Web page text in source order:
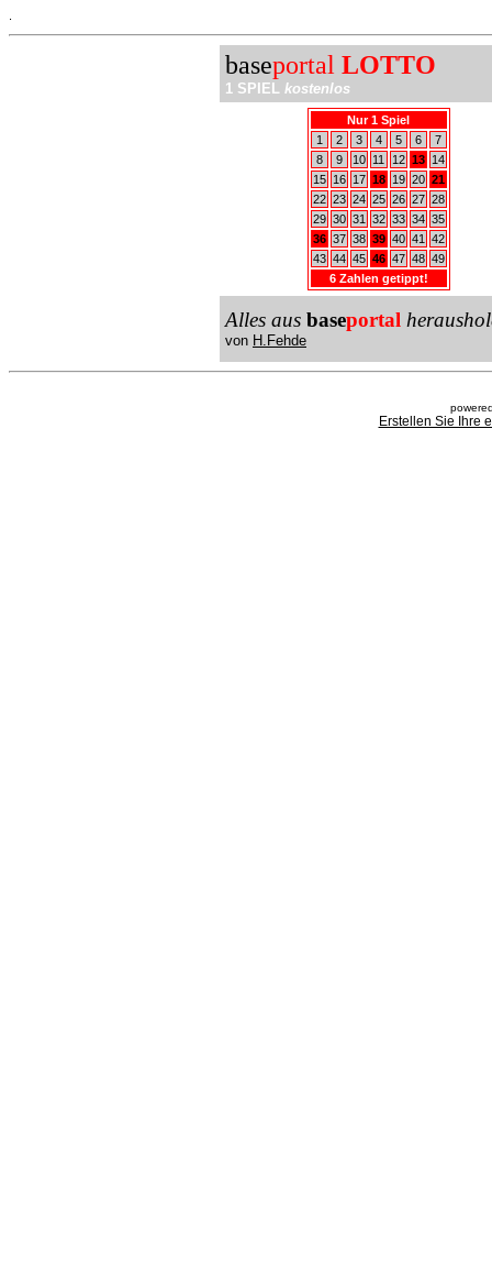
baseportal LOTTO
1 SPIEL kostenlos
Nur 1 Spiel
1
2 3 4 5 6
7
8
9 10 11 12 13
14
15
16 17 18 19 20 21
22 23 24 25 26 27 28
29 30 31 32 33 34 35
36 37 38 39 40 41
42
43 44 45 46 47 48 49
6 Zahlen getippt!
Alles aus baseportal
von H.Fehde
Erstellen Sie Ihre